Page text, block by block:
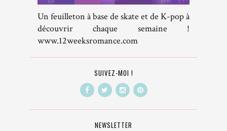
Un feuilleton à base de skate et de K-pop à
découvrir chaque semaine !
www.12weeksromance.com
SUIVEZ-MOI !
NEWSLETTER